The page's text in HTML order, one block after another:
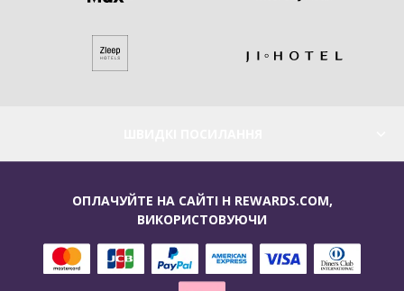
ОПЛАЧУЙТЕ НА САЙТІ H REWARDS.COM,
ВИКОРИСТОВУЮЧИ